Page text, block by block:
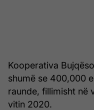
Kooperativa
shumë se 400,000
raunde, fillimisht në
vitin 2020.